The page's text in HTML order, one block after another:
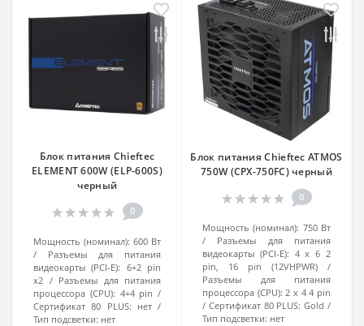
Блок питания Chieftec
ELEMENT 600W (ELP-600S)
черный
0
Мощность (номинал): 600 Вт
Разъемы для питания
видеокарты (PCI-E): 6+2 pin
x2
Разъемы для питания
процессора (CPU): 4+4 pin
Сертификат 80 PLUS: нет
Тип подсветки: нет
Блок питания Chieftec ATMOS
750W (CPX-750FC) черный
0
Мощность (номинал): 750 Вт
Разъемы для питания
видеокарты (PCI-E): 4 x 6 2
pin, 16 pin (12VHPWR)
Разъемы для питания
процессора (CPU): 2 x 4 4 pin
Сертификат 80 PLUS: Gold
Тип подсветки: нет